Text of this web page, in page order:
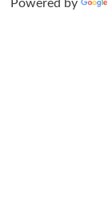
Powered by